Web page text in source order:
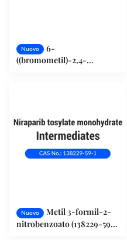
Nuovo
6-
((bromometil)-2,4-
Nuovo
Metil 3-formil-2-
nitrobenzoato (138229-59-